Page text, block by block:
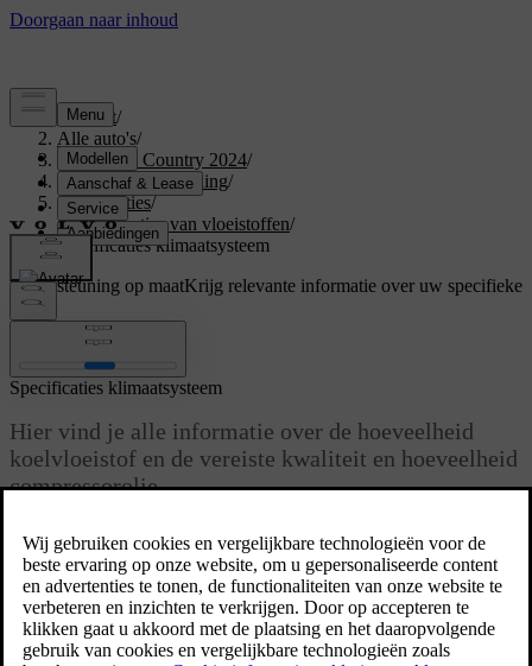
Support/
Alle auto's/
V60 Cross Country 2024/
Gebruikershandleiding/
Specificaties/
Specificaties van vloeistoffen/
Specificaties klimaatsysteem
Ondersteuning op maatKrijg relevante informatie over uw specifieke
auto.
Specificaties klimaatsysteem
Hier vind je alle informatie over de hoeveelheid
koelvloeistof en de vereiste kwaliteit en hoeveelheid
compressorolie.
Sticker klimaatsysteem